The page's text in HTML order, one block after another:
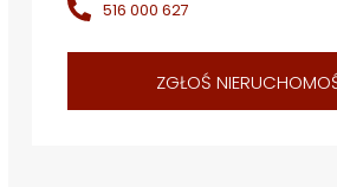
odpowiedzialności za ich szczegółowość
516 000 627
ZGŁOŚ